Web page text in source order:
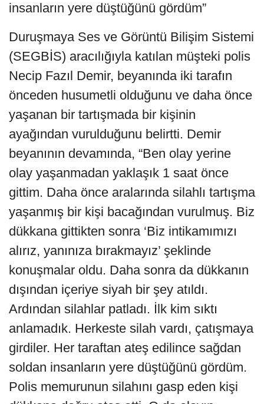
insanların yere düştüğünü gördüm”
Duruşmaya Ses ve Görüntü Bilişim Sistemi
(SEGBİS) aracılığıyla katılan müşteki polis
Necip Fazıl Demir, beyanında iki tarafın
önceden husumetli olduğunu ve daha önce
yaşanan bir tartışmada bir kişinin
ayağından vurulduğunu belirtti. Demir
beyanının devamında, “Ben olay yerine
olay yaşanmadan yaklaşık 1 saat önce
gittim. Daha önce aralarında silahlı tartışma
yaşanmış bir kişi bacağından vurulmuş. Biz
dükkana gittikten sonra ‘Biz intikamımızı
alırız, yanınıza bırakmayız’ şeklinde
konuşmalar oldu. Daha sonra da dükkanın
dışından içeriye siyah bir şey atıldı.
Ardından silahlar patladı. İlk kim sıktı
anlamadık. Herkeste silah vardı, çatışmaya
girdiler. Her taraftan ateş edilince sağdan
soldan insanların yere düştüğünü gördüm.
Polis memurunun silahını gasp eden kişi